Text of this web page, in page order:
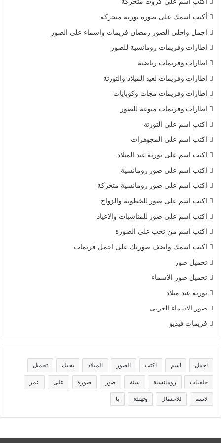
أكتب اسمك على صورة تورتة متحركة
اجمل واحلى الصور رمضان فريمات واسماء على الصور
اطارات وفريمات رومانسية للصور
اطارات وفريمات رياضية
اطارات وفريمات لعيد الميلاد والتورتة
اطارات وفريمات مجات وكوبايات
اطارات وفريمات منوعة للصور
اكتب اسم على التورتة
اكتب اسم على المجوهرات
اكتب اسم على تورتة عيد الميلاد
اكتب اسم على صور رومانسية
اكتب اسم على صور رومانسية متحركة
اكتب اسم على صور للخطوبة والزواج
اكتب اسم على صور للمناسبات والاعياد
اكتب اسم من تحب على الصورة
اكتب اسمك واضف صورتك على اجمل فريمات
تحميل صور
تحميل صور الاسماء
تورتة عيد ميلاد
صور الاسماء العربى
فريمات فيديو
اجمل اسم اكتب الصور الميلاد بحبك تحميل
خلفيات رومانسية سنة صور صورة على عمر
لاسم للاحتفال وتهنئة يا